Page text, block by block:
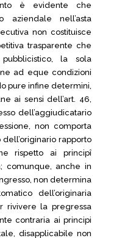
è evidente che
aziendale nell’asta
non costituisce
trasparente che
la sola
ad eque condizioni
pure infine determini,
ai sensi dell’art. 46,
dell’aggiudicatario
non comporta
rapporto
rispetto ai principî
comunque, anche in
non determina
dell’originaria
rivivere la pregressa
contraria ai principi
disapplicabile non